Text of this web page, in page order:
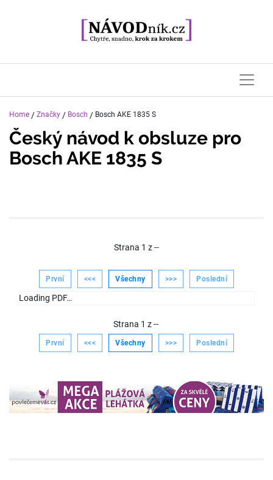
Home / Značky / Bosch / Bosch AKE 1835 S
Český návod k obsluze pro
Bosch AKE 1835 S
Strana 1 z--
První <<< Všechny >>> Poslední
Loading PDF…
Strana 1 z--
První <<< Všechny >>> Poslední